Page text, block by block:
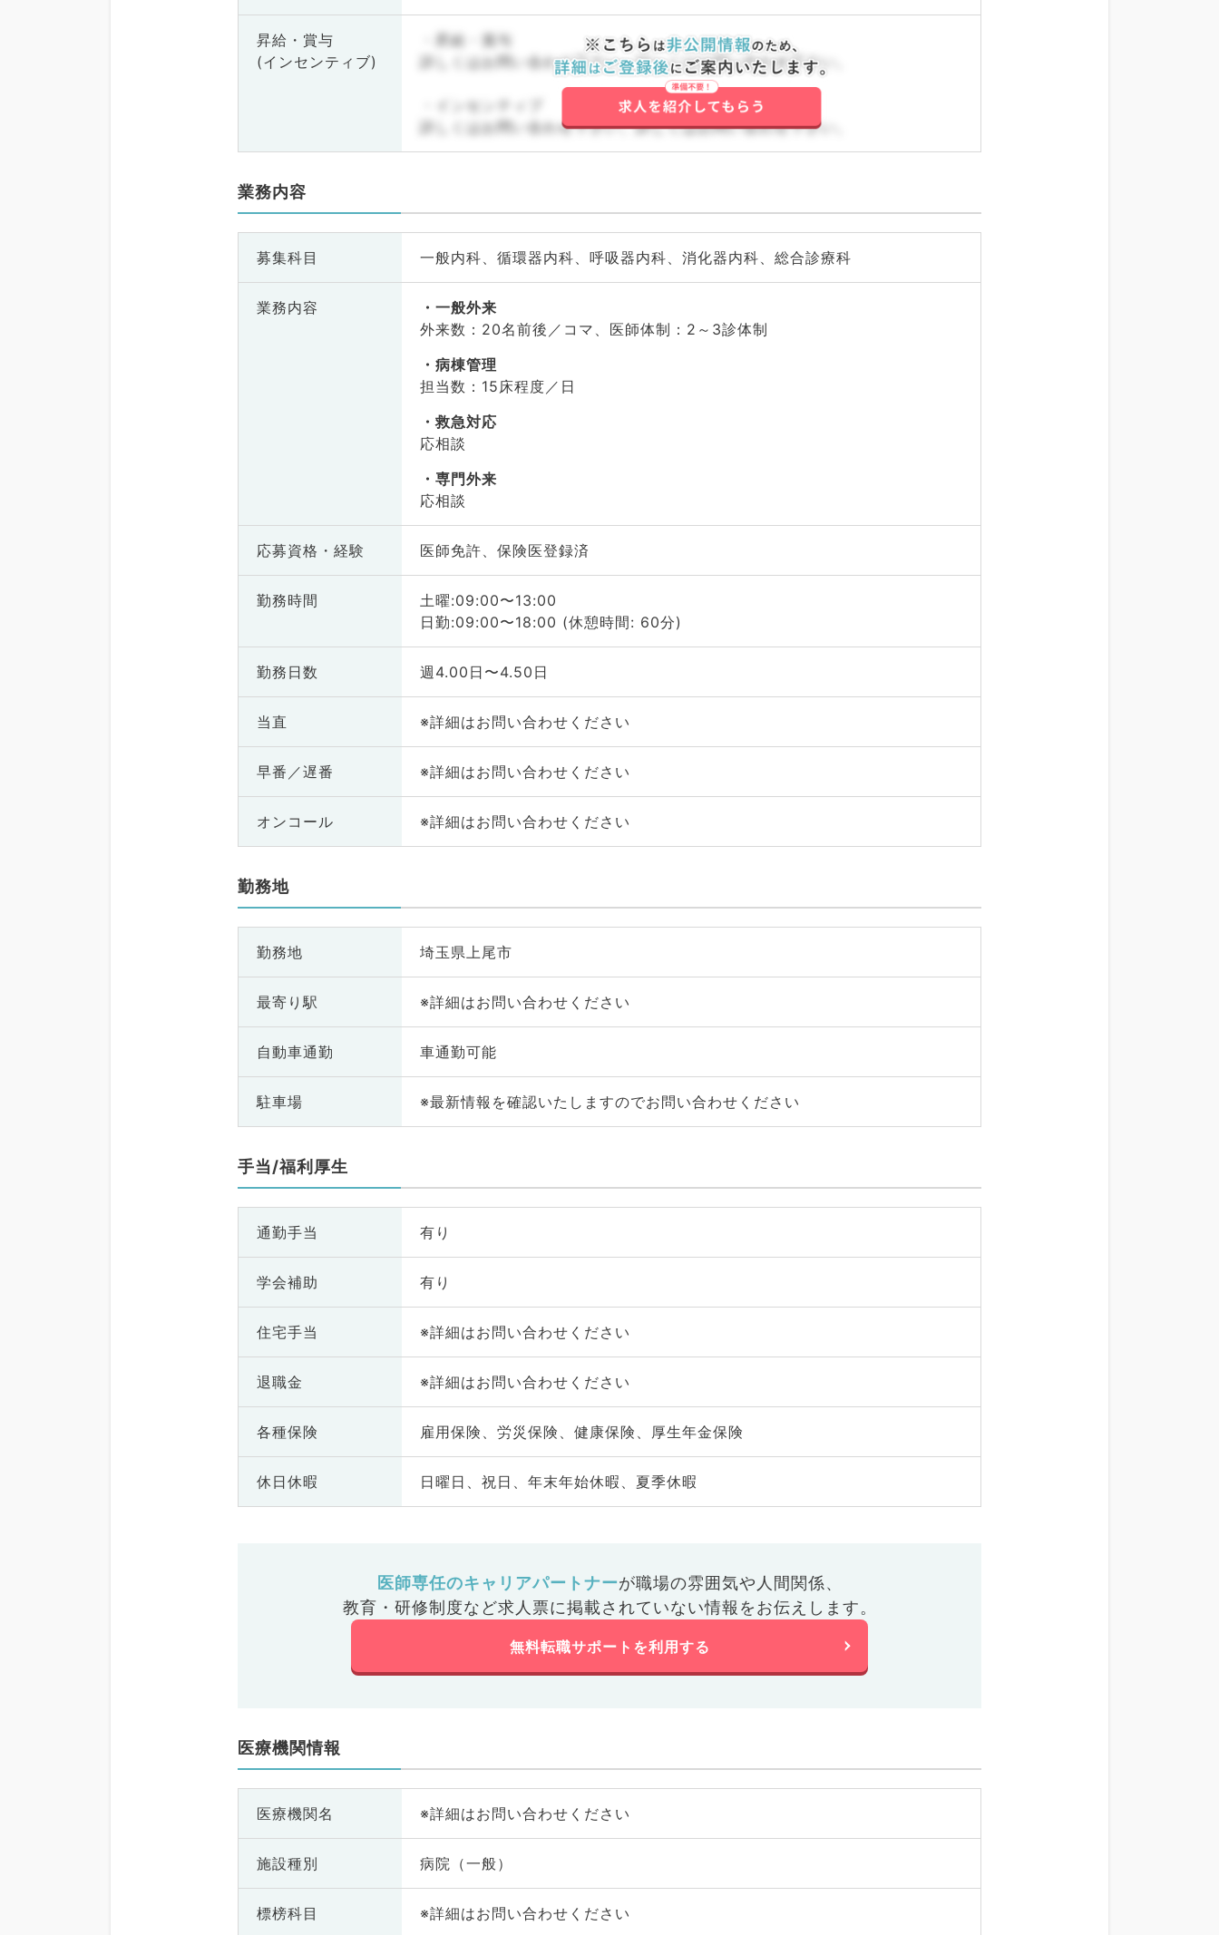
昇給・賞与
(インセンティブ)
・昇給・賞与
詳しくはお問い合わせ下さい。詳しくはお問い合わせ下さい。
・インセンティブ
詳しくはお問い合わせ下さい。詳しくはお問い合わせ下さい。
業務内容
募集科目 一般内科、循環器内科、呼吸器内科、消化器内科、総合診療科
業務内容
一般外来
外来数：20名前後／コマ、医師体制：2～3診体制
病棟管理
担当数：15床程度／日
救急対応
応相談
専門外来
応相談
応募資格・ 経験 医師免許、保険医登録済
勤務時間
土曜:09:00〜13:00
日勤:09:00〜18:00 (休憩時間: 60分)
勤務日数 週4.00日〜4.50日
当直 ※詳細はお問い合わせください
早番／遅番 ※詳細はお問い合わせください
オンコール ※詳細はお問い合わせください
勤務地
勤務地 埼玉県上尾市
最寄り駅 ※詳細はお問い合わせください
自動車通勤 車通勤可能
駐車場 ※最新情報を確認いたしますのでお問い合わせください
手当/福利厚生
通勤手当 有り
学会補助 有り
住宅手当 ※詳細はお問い合わせください
退職金 ※詳細はお問い合わせください
各種保険 雇用保険、労災保険、健康保険、厚生年金保険
休日休暇 日曜日、祝日、年末年始休暇、夏季休暇
医師専任のキャリアパートナーが職場の雰囲気や人間関係、
教育・研修制度など求人票に掲載されていない情報をお伝えします。
無料転職サポートを利用する
医療機関情報
医療機関名 ※詳細はお問い合わせください
施設種別 病院（一般）
標榜科目 ※詳細はお問い合わせください